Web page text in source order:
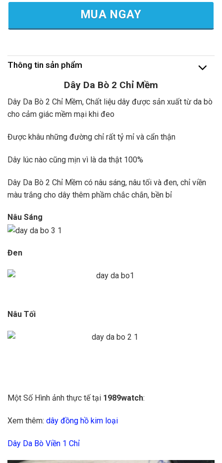
MUA NGAY
Thông tin sản phẩm
Dây Da Bò 2 Chỉ Mềm
Dây Da Bò 2 Chỉ Mềm, Chất liệu dây được sản xuất từ da bò
cho cảm giác mềm mại khi đeo
Được khâu những đường chỉ rất tỷ mỉ và cẩn thận
Dây lúc nào cũng mịn vì là da thật 100%
Dây Da Bò 2 Chỉ Mềm có nâu sáng, nâu tối và đen, chỉ viền
màu trắng cho dây thêm phầm chắc chắn, bền bỉ
Nâu Sáng
Đen
Nâu Tối
Một Số Hình ảnh thực tế tại 1989watch:
Xem thêm: dây đồng hồ kim loại
Dây Da Bò Viền 1 Chỉ